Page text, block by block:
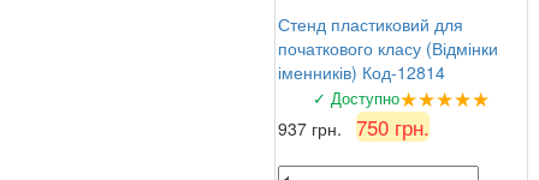
Стенд пластиковий для
початкового класу (Відмінки
іменників) Код-12814
✓ Доступно★★★★★
937 грн. 750 грн.